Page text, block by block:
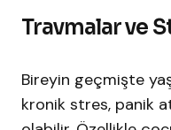
Travmalar ve
Bireyin geçmişte
kronik stres, panik